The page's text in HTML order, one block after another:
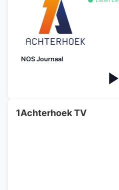
NOS Journaal
1Achterhoek TV